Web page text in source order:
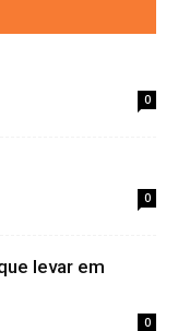
0
0
levar em
0